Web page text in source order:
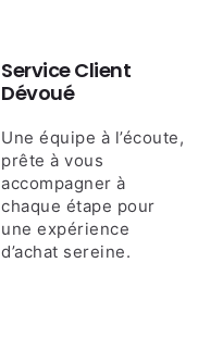
Service Client
Dévoué
Une équipe à l’écoute,
prête à vous
accompagner à
chaque étape pour
une expérience
d’achat sereine.